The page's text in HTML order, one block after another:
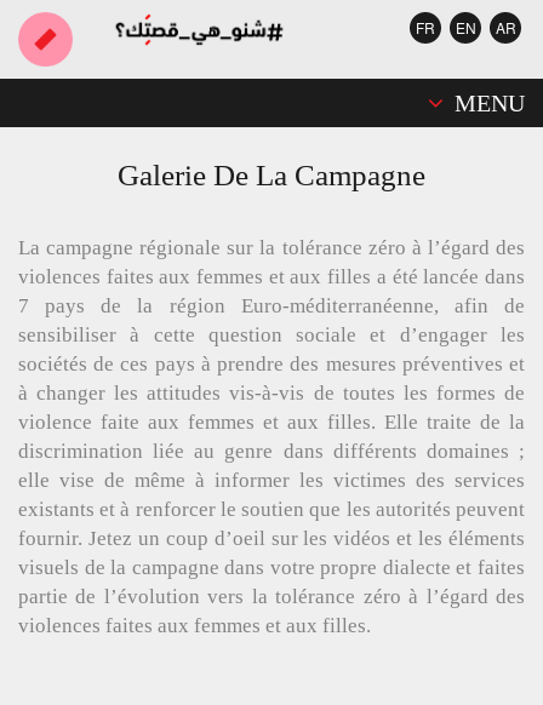
FR EN AR
MENU
Galerie De La Campagne
La campagne régionale sur la tolérance zéro à l’égard des
violences faites aux femmes et aux filles a été lancée dans
7 pays de la région Euro-méditerranéenne, afin de
sensibiliser à cette question sociale et d’engager les
sociétés de ces pays à prendre des mesures préventives et
à changer les attitudes vis-à-vis de toutes les formes de
violence faite aux femmes et aux filles. Elle traite de la
discrimination liée au genre dans différents domaines ;
elle vise de même à informer les victimes des services
existants et à renforcer le soutien que les autorités peuvent
fournir. Jetez un coup d’oeil sur les vidéos et les éléments
visuels de la campagne dans votre propre dialecte et faites
partie de l’évolution vers la tolérance zéro à l’égard des
violences faites aux femmes et aux filles.